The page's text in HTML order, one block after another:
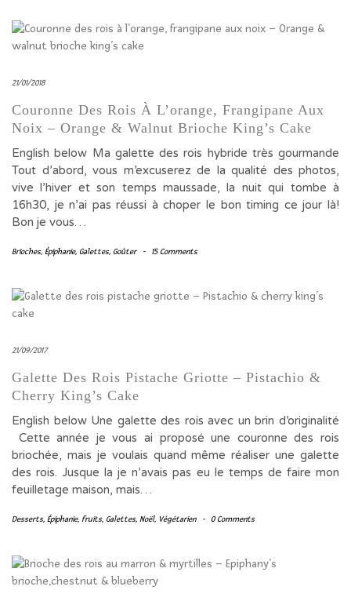
21/01/2018
Couronne Des Rois À L’orange, Frangipane Aux
Noix – Orange & Walnut Brioche King’s Cake
English below Ma galette des rois hybride très gourmande
Tout d’abord, vous m’excuserez de la qualité des photos,
vive l’hiver et son temps maussade, la nuit qui tombe à
16h30, je n’ai pas réussi à choper le bon timing ce jour là!
Bon je vous…
Brioches, Épiphanie, Galettes, Goûter - 15 Comments
21/09/2017
Galette Des Rois Pistache Griotte – Pistachio &
Cherry King’s Cake
English below Une galette des rois avec un brin d’originalité
Cette année je vous ai proposé une couronne des rois
briochée, mais je voulais quand même réaliser une galette
des rois. Jusque la je n’avais pas eu le temps de faire mon
feuilletage maison, mais…
Desserts, Épiphanie, fruits, Galettes, Noël, Végétarien - 0 Comments